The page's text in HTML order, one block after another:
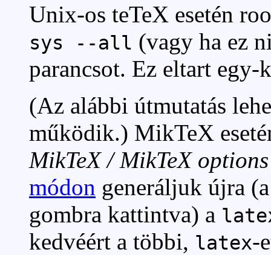
Unix-os teTeX esetén
sys --all (vagy ha ez
parancsot. Ez eltart egy-
(Az alábbi útmutatás
működik.) MikTeX
MikTeX / MikTeX options
módon generáljuk újra
gombra kattintva) a
kedvéért a többi, latex-